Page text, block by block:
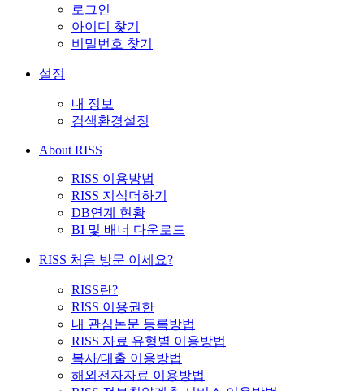
로그인
아이디 찾기
비밀번호 찾기
설정
내 정보
검색환경설정
About RISS
RISS 이용방법
RISS 지식더하기
DB연계 현황
BI 및 배너 다운로드
RISS 처음 방문 이세요?
RISS란?
RISS 이용권한
내 관심논문 등록방법
RISS 자료 유형별 이용방법
복사/대출 이용방법
해외전자자료 이용방법